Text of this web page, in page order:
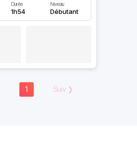
Durée
1h54
Niveau
Débutant
1 Suiv ❯